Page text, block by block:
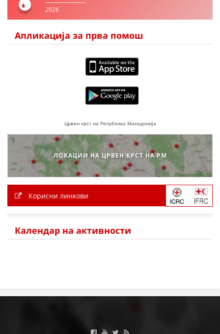
2026
Апликација за прва помош
Црвен крст на Република Македонија
ЛОКАЦИИ НА ЦРВЕН КРСТ НА РМ
Корисни линкови
Календар на активности